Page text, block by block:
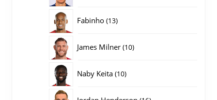
Fabinho 1313
James Milner 1010
Naby Keita 1010